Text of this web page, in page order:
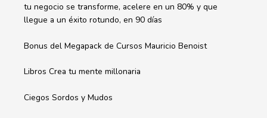
tu negocio se transforme, acelere en un 80% y que
llegue a un éxito rotundo, en 90 días
Bonus del Megapack de Cursos Mauricio Benoist
Libros Crea tu mente millonaria
Ciegos Sordos y Mudos